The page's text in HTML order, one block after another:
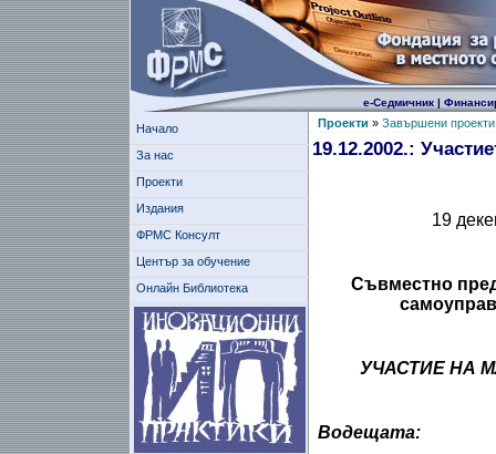
е-Седмичник|
Начало
За нас
Проекти
Издания
ФРМС Консулт
Център за обучение
Онлайн Библиотека
Проекти » Завършени проекти
19.12.2002.:
19
Съвместно
УЧАСТИЕ НА
Водещата: